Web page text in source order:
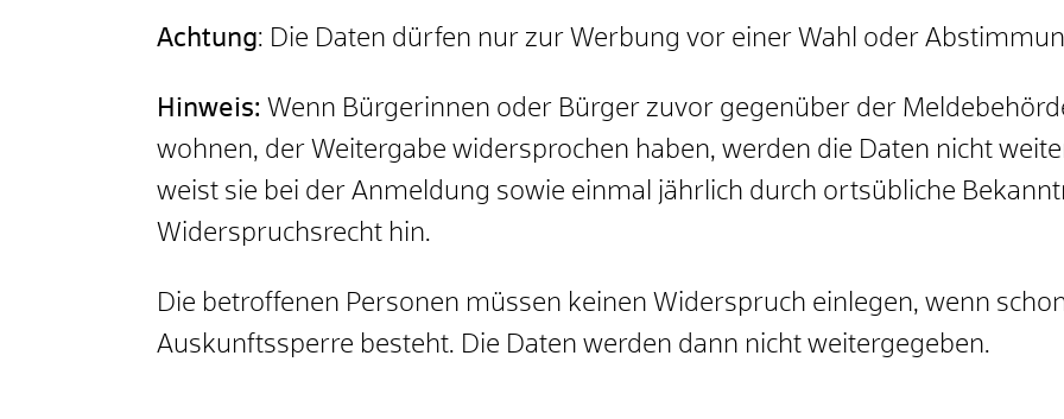
Achtung: Die Daten dürfen nur zur Werbung vor einer Wahl oder
Hinweis: Wenn Bürgerinnen oder Bürger zuvor gegenüber der
wohnen, der Weitergabe widersprochen haben, werden die Daten nicht
weist sie bei der Anmeldung sowie einmal jährlich durch ortsübliche
Widerspruchsrecht hin.
Die betroffenen Personen müssen keinen Widerspruch einlegen, wenn
Auskunftssperre besteht. Die Daten werden dann nicht weitergegeben.